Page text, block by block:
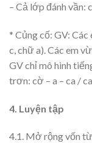
– Cả lớp đánh vần:
* Củng cố: GV:
c, chữ a). Các em
GV chỉ mô hình
trơn: cờ – a – ca / ca.
4. Luyện tập
4.1. Mở rộng vốn